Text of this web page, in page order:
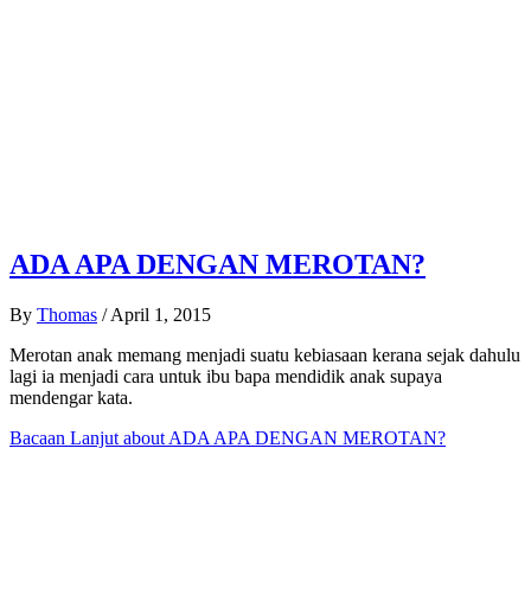
ADA APA DENGAN MEROTAN?
By Thomas / April 1, 2015
Merotan anak memang menjadi suatu kebiasaan kerana sejak dahulu
lagi ia menjadi cara untuk ibu bapa mendidik anak supaya
mendengar kata.
Bacaan Lanjut about ADA APA DENGAN MEROTAN?